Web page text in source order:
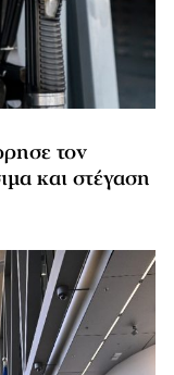
τον
και στέγαση